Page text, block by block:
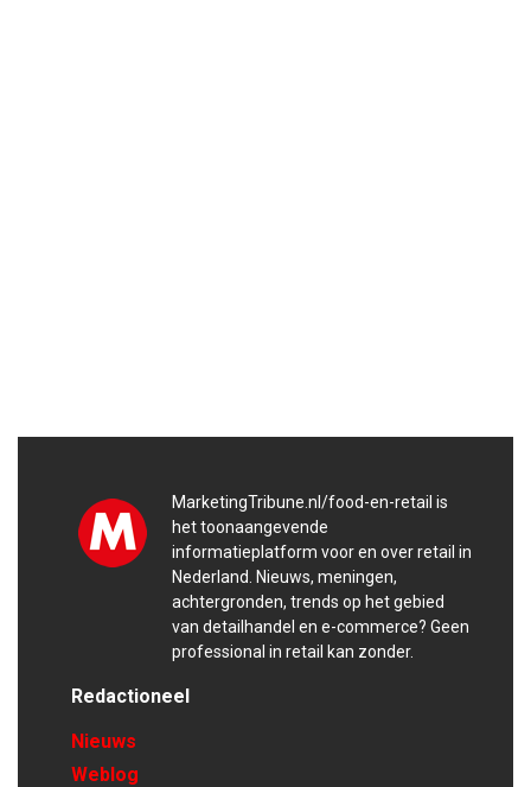
MarketingTribune.nl/food-en-retail is
het toonaangevende
informatieplatform voor en over retail in
Nederland. Nieuws, meningen,
achtergronden, trends op het gebied
van detailhandel en e-commerce? Geen
professional in retail kan zonder.
Redactioneel
Nieuws
Weblog